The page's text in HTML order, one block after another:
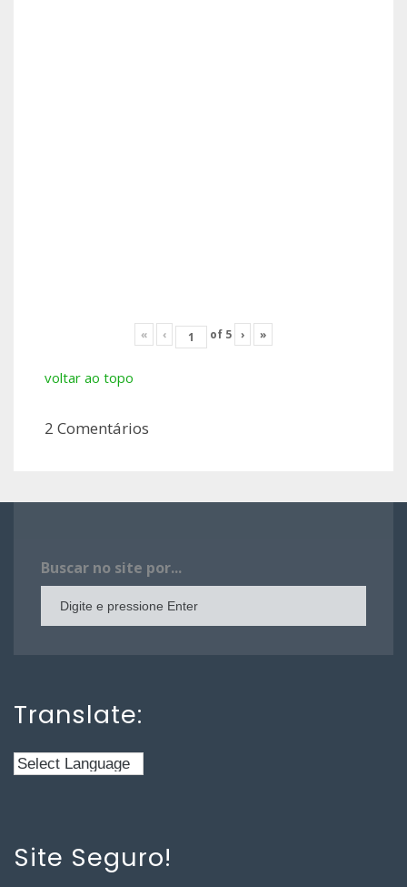
« ‹ of 5 › »
voltar ao topo
2 Comentários
Buscar no site por...
Translate:
Site Seguro!